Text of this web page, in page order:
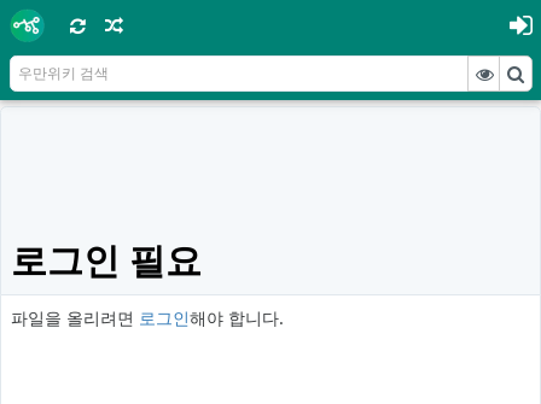
로그인 필요
파일을 올리려면 로그인해야 합니다.